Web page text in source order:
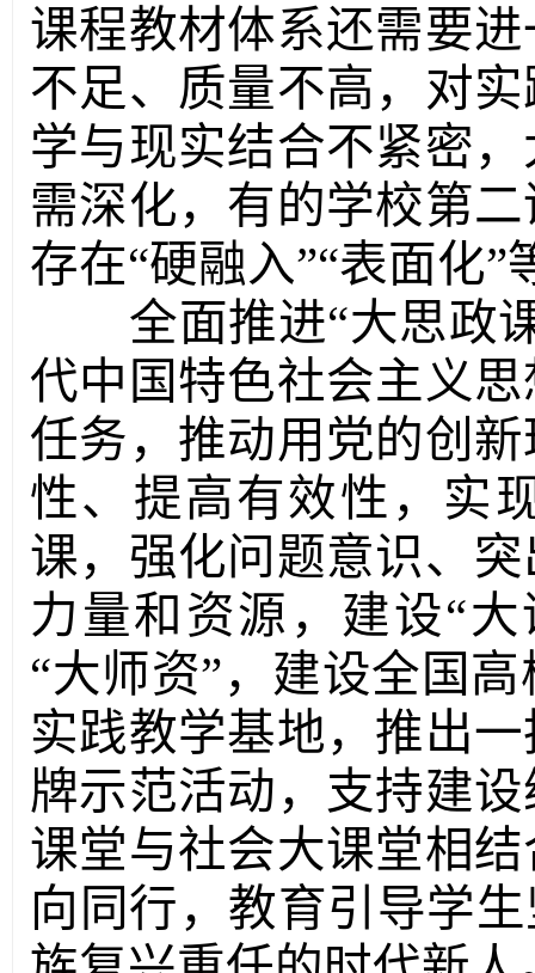
课程教材体系还需要
不足、质量不高，对
学与现实结合不紧密
需深化，有的学校第
存在“硬融入”“表面化
全面推进“大思政课
代中国特色社会主义
任务，推动用党的创
性、提高有效性，实
课，强化问题意识、
力量和资源，建设“
“大师资”，建设全国
实践教学基地，推出
牌示范活动，支持建
课堂与社会大课堂相
向同行，教育引导学